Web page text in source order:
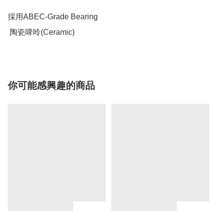
採用ABEC-Grade Bearing
你可能感興趣的商品